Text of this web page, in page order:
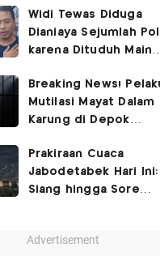
Widi Tewas Diduga
Dianiaya Sejumlah
karena Dituduh Main
Breaking News!
Mutilasi Mayat Dalam
Karung di Depok
Prakiraan Cuaca
Jabodetabek Hari Ini:
Siang hingga Sore
Advertisement